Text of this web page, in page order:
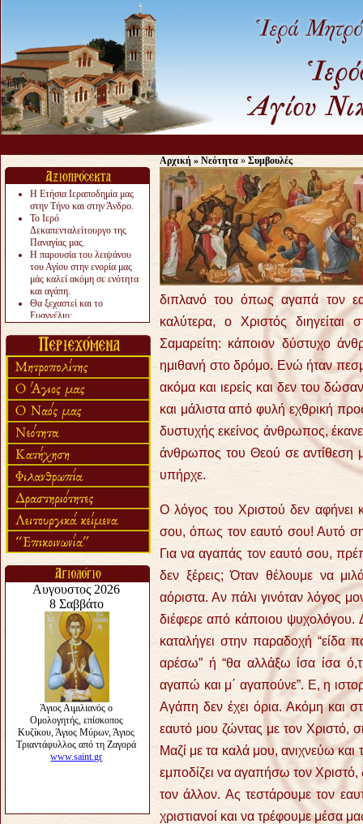
Η Ετήσια Ιεραποδημία μας
στην Τήνο και στην Άνδρο.
Το Ιερό
Δεκαπενταλείτουργο της
Παναγίας μας.
Η παρουσία του λειψάνου
του Αγίου στην ενορία μας
μάς καλεί ακόμη σε ενότητα
και αγάπη.
Θα ξεχαστεί και το
Ευαγγέλιο;
«πολύ αργά».
Ζητείται....
Αρχική » Νεότητα » Συμβουλές
διπλανό του όπως αγαπά τον
καλύτερα, ο Χριστός
Σαμαρείτη: κάποιον δύστυχο
ημιθανή στο δρόμο. Ενώ ήταν
ακόμα και ιερείς και δεν του
και μάλιστα από φυλή εχθρική
δυστυχής εκείνος άνθρωπος,
άνθρωπος του Θεού σε αντίθεση
υπήρχε.
Ο λόγος του Χριστού δεν αφήνει
σου, όπως τον εαυτό σου! Αυτό
Για να αγαπάς τον εαυτό σου,
δεν ξέρεις; Όταν θέλουμε να
αόριστα. Αν πάλι γινόταν λόγος
διέφερε από κάποιου ψυχολόγου.
καταλήγει στην παραδοχή “είδα
αρέσω” ή “θα αλλάξω ίσα ίσα
αγαπώ και μ΄ αγαπούνε”. Ε, η
Αγάπη δεν έχει όρια. Ακόμη και
εαυτό μου ζώντας με τον Χριστό,
Μαζί με τα καλά μου, ανιχνεύω και
εμποδίζει να αγαπήσω τον Χριστό,
τον άλλον. Ας τεστάρουμε τον
χριστιανοί και να τρέφουμε μέσα